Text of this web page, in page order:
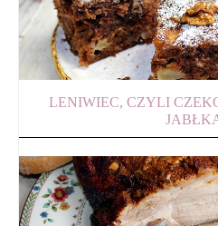
LENIWIEC, CZYLI